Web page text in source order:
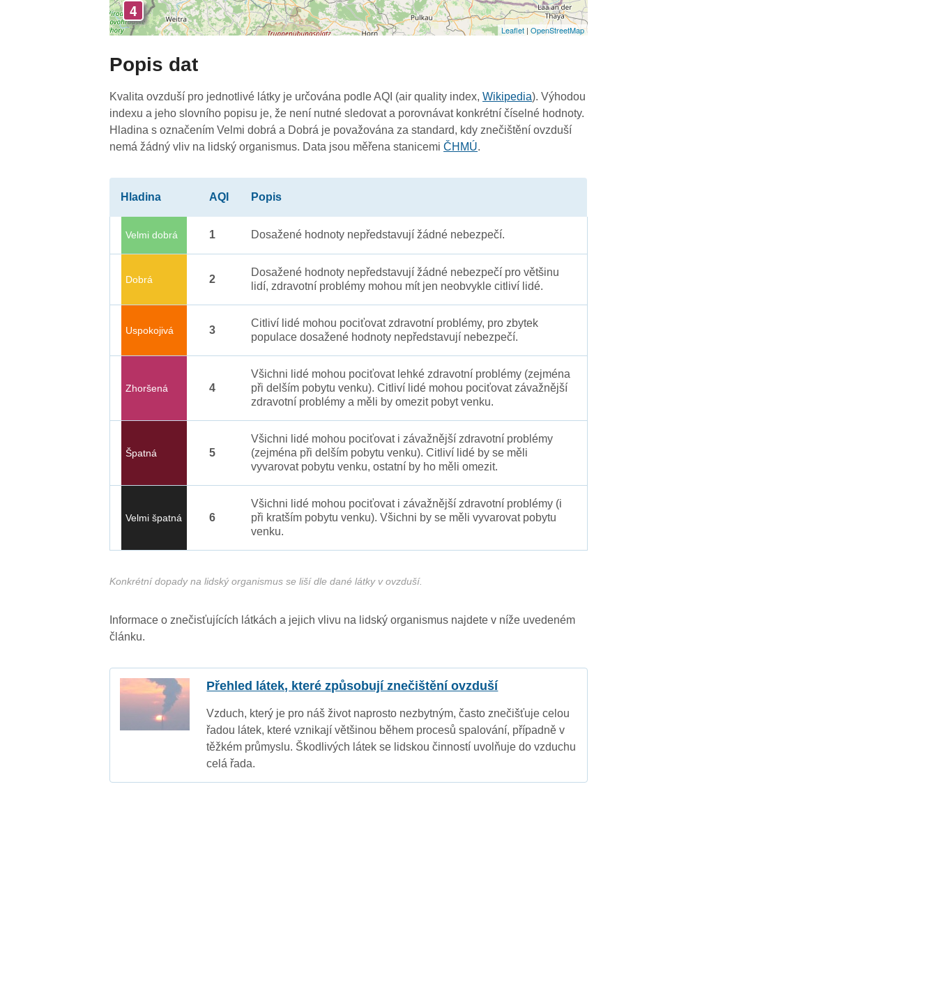
4
Leaflet| OpenStreetMap
Popis dat
Kvalita ovzduší pro jednotlivé látky je určována podle AQI (air quality index,Wikipedia). Výhodou
indexu a jeho slovního popisu je, že není nutné sledovat a porovnávat konkrétní číselné hodnoty.
Hladina s označením Velmi dobrá a Dobrá je považována za standard, kdy znečištění ovzduší
nemá žádný vliv na lidský organismus. Data jsou měřena stanicemiČHMÚ.
Hladina AQI Popis
Velmi dobrá 1 Dosažené hodnoty nepředstavují žádné nebezpečí.
Dobrá 2
Dosažené hodnoty nepředstavují žádné nebezpečí pro většinu
lidí, zdravotní problémy mohou mít jen neobvykle citliví lidé.
Uspokojivá 3
Citliví lidé mohou pociťovat zdravotní problémy, pro zbytek
populace dosažené hodnoty nepředstavují nebezpečí.
Zhoršená 4
Všichni lidé mohou pociťovat lehké zdravotní problémy (zejména
při delším pobytu venku). Citliví lidé mohou pociťovat závažnější
zdravotní problémy a měli by omezit pobyt venku.
Špatná 5
Všichni lidé mohou pociťovat i závažnější zdravotní problémy
(zejména při delším pobytu venku). Citliví lidé by se měli
vyvarovat pobytu venku, ostatní by ho měli omezit.
Velmi špatná 6
Všichni lidé mohou pociťovat i závažnější zdravotní problémy (i
při kratším pobytu venku). Všichni by se měli vyvarovat pobytu
venku.
Konkrétní dopady na lidský organismus se liší dle dané látky v ovzduší.
Informace o znečisťujících látkách a jejich vlivu na lidský organismus najdete v níže uvedeném
článku.
Přehled látek, které způsobují znečištění ovzduší
Vzduch, který je pro náš život naprosto nezbytným, často znečišťuje celou
řadou látek, které vznikají většinou během procesů spalování, případně v
těžkém průmyslu. Škodlivých látek se lidskou činností uvolňuje do vzduchu
celá řada.